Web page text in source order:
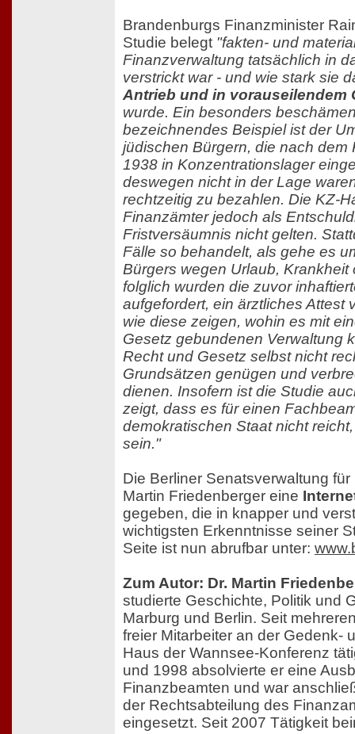
Brandenburgs Finanzminister
Studie belegt "fakten- und
Finanzverwaltung tatsächlich in
verstrickt war - und wie stark sie
Antrieb und in vorauseilendem
wurde. Ein besonders
bezeichnendes Beispiel ist der
jüdischen Bürgern, die nach dem
1938 in Konzentrationslager
deswegen nicht in der Lage
rechtzeitig zu bezahlen. Die KZ-
Finanzämter jedoch als
Fristversäumnis nicht gelten.
Fälle so behandelt, als gehe es
Bürgers wegen Urlaub, Krankheit
folglich wurden die zuvor
aufgefordert, ein ärztliches Attest
wie diese zeigen, wohin es mit
Gesetz gebundenen Verwaltung
Recht und Gesetz selbst nicht
Grundsätzen genügen und
dienen. Insofern ist die Studie
zeigt, dass es für einen
demokratischen Staat nicht
sein."
Die Berliner Senatsverwaltung
Martin Friedenberger eine
gegeben, die in knapper und
wichtigsten Erkenntnisse seiner
Seite ist nun abrufbar unter:
Zum Autor: Dr. Martin
studierte Geschichte, Politik und
Marburg und Berlin. Seit
freier Mitarbeiter an der Gedenk-
Haus der Wannsee-Konferenz
und 1998 absolvierte er eine
Finanzbeamten und war
der Rechtsabteilung des
eingesetzt. Seit 2007 Tätigkeit